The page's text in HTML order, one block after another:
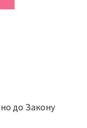
до Закону